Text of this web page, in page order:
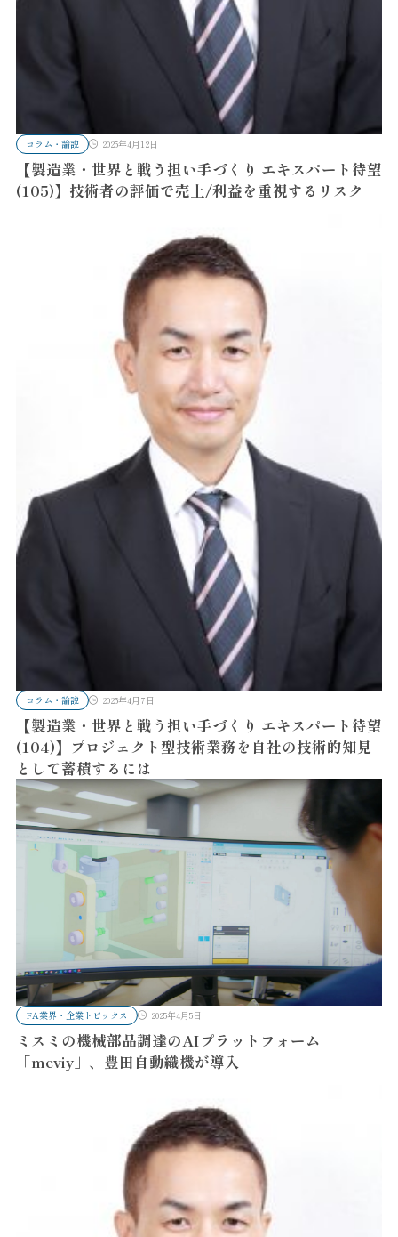
コラム・論説 2025年4月12日
【製造業・世界と戦う担い手づくり エキスパート待望
(105)】技術者の評価で売上/利益を重視するリスク
コラム・論説 2025年4月7日
【製造業・世界と戦う担い手づくり エキスパート待望
(104)】プロジェクト型技術業務を自社の技術的知見
として蓄積するには
FA業界・企業トピックス 2025年4月5日
ミスミの機械部品調達のAIプラットフォーム
「meviy」、豊田自動織機が導入